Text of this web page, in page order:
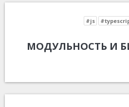
#js
МОДУЛЬНОСТЬ И